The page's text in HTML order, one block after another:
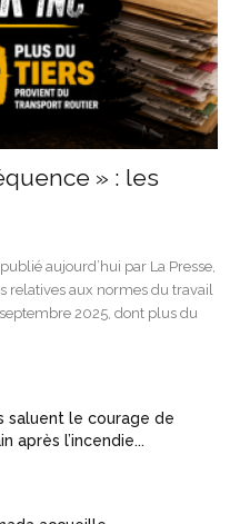
» : les
aujourd’hui par La Presse,
aux normes du travail
2025, dont plus du
saluent le courage de
après l’incendie...